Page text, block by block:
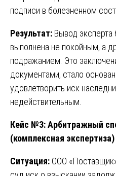
подписи в болезненном
Результат: Вывод
выполнена не покойным, а
подражанием. Это
документами, стало
удовлетворить иск
недействительным.
Кейс №3: Арбитражный
(комплексная экспертиза)
Ситуация: ООО